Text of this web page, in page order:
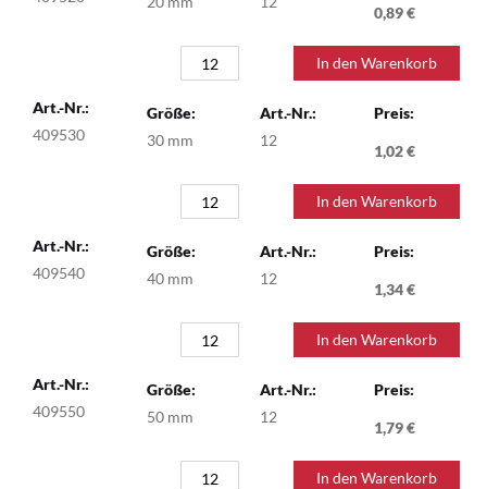
0,89 €
In den Warenkorb
409530 30 mm 12
1,02 €
In den Warenkorb
409540 40 mm 12
1,34 €
In den Warenkorb
409550 50 mm 12
1,79 €
In den Warenkorb